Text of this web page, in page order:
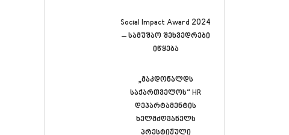
Social Impact Award 2024
– სამუშაო შეხვედრები
იწყება
„მაკდონალდს
საქართველოს“ HR
დეპარტამენტის
ხელმძღვანელს
პრესტიჟული